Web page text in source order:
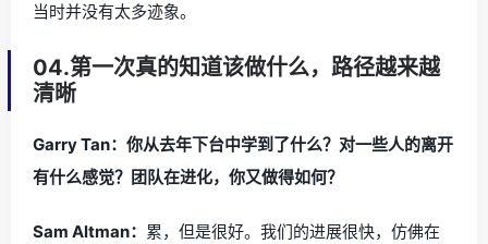
当时并没有太多迹象。
04.第一次真的知道该做什么，路径越来越
清晰
Garry Tan：你从去年下台中学到了什么？对一些人的离开
有什么感觉？团队在进化，你又做得如何？
Sam Altman： 累，但是很好。我们的进展很快，仿佛在